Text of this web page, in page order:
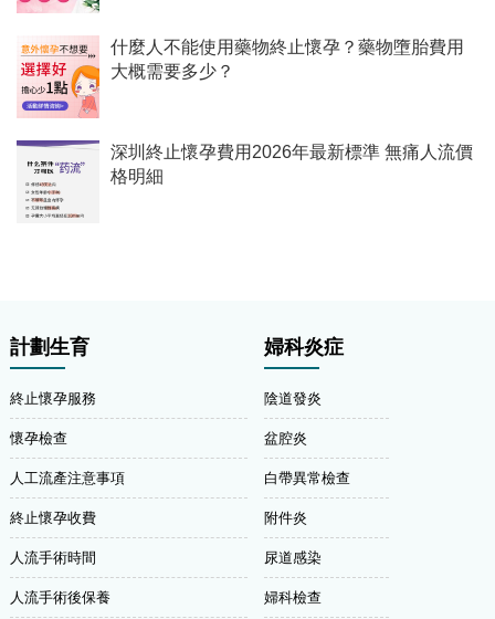
什麼人不能使用藥物終止懷孕？藥物墮胎費用
大概需要多少？
深圳終止懷孕費用2026年最新標準 無痛人流價
格明細
計劃生育
終止懷孕服務
懷孕檢查
人工流產注意事項
終止懷孕收費
人流手術時間
人流手術後保養
婦科炎症
陰道發炎
盆腔炎
白帶異常檢查
附件炎
尿道感染
婦科檢查